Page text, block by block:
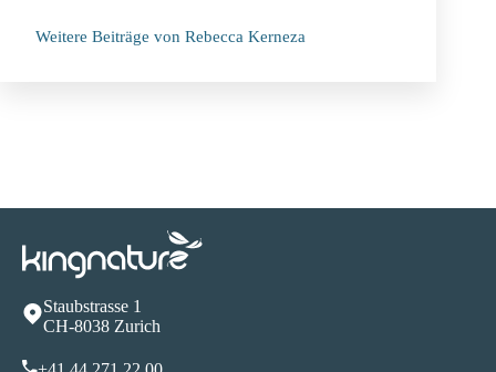
Weitere Beiträge von Rebecca Kerneza
Staubstrasse 1
CH-8038 Zurich